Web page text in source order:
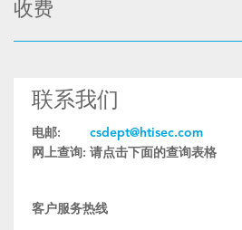
收费
联系我们
电邮:
csdept@htisec.com
网上查询: 请点击下面的查询表格
客户服务热线